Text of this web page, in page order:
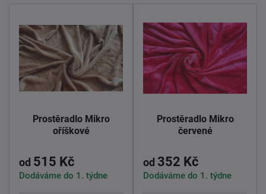
Prostěradlo Mikro
oříškové
od 515 Kč
Dodáváme do 1. týdne
Prostěradlo Mikro
červené
od 352 Kč
Dodáváme do 1. týdne